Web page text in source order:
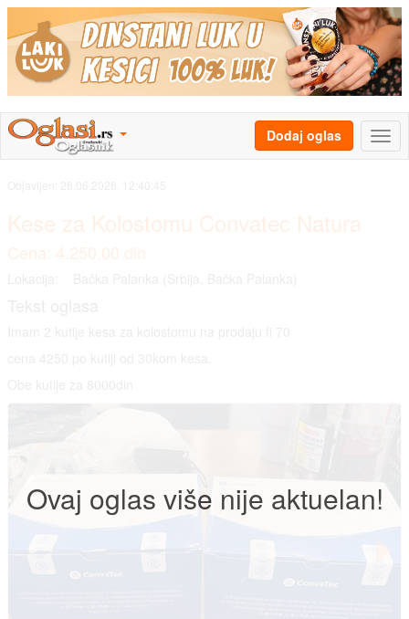
Dodaj oglas
Kese za Kolostomu Convatec Natura
Cena: 4.250,00 din
Ovaj oglas više nije aktuelan!